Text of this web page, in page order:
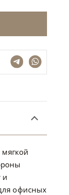
мягкой
и
офисных